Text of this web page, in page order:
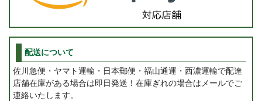
配送について
佐川急便・ヤマト運輸・日本郵便・福山通運・西濃運輸で配達
店舗在庫がある場合は即日発送！在庫ぎれの場合はメールでご
連絡いたします。